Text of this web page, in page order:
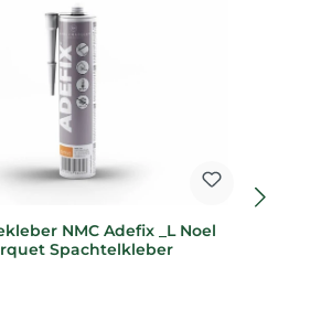
NMC Adefix _L Noel
Spachtelkleber